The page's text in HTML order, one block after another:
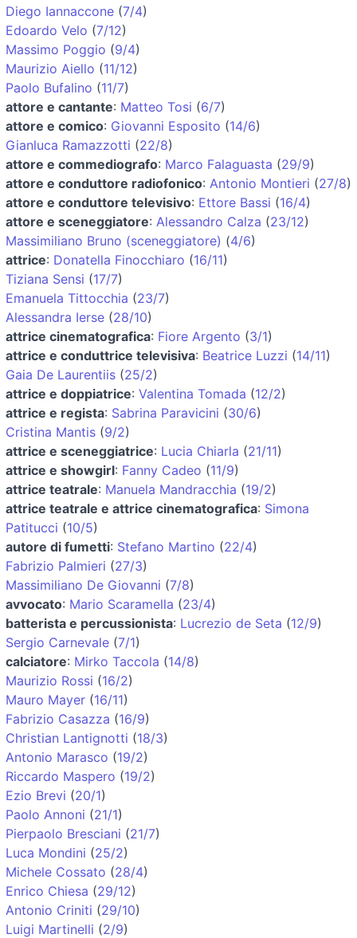
Diego Iannaccone (7/4)
Edoardo Velo (7/12)
Massimo Poggio (9/4)
Maurizio Aiello (11/12)
Paolo Bufalino (11/7)
attore e cantante: Matteo Tosi (6/7)
attore e comico: Giovanni Esposito (14/6)
Gianluca Ramazzotti (22/8)
attore e commediografo: Marco Falaguasta (29/9)
attore e conduttore radiofonico: Antonio Montieri (27/8)
attore e conduttore televisivo: Ettore Bassi (16/4)
attore e sceneggiatore: Alessandro Calza (23/12)
Massimiliano Bruno (sceneggiatore) (4/6)
attrice: Donatella Finocchiaro (16/11)
Tiziana Sensi (17/7)
Emanuela Tittocchia (23/7)
Alessandra Ierse (28/10)
attrice cinematografica: Fiore Argento (3/1)
attrice e conduttrice televisiva: Beatrice Luzzi (14/11)
Gaia De Laurentiis (25/2)
attrice e doppiatrice: Valentina Tomada (12/2)
attrice e regista: Sabrina Paravicini (30/6)
Cristina Mantis (9/2)
attrice e sceneggiatrice: Lucia Chiarla (21/11)
attrice e showgirl: Fanny Cadeo (11/9)
attrice teatrale: Manuela Mandracchia (19/2)
attrice teatrale e attrice cinematografica: Simona
Patitucci (10/5)
autore di fumetti: Stefano Martino (22/4)
Fabrizio Palmieri (27/3)
Massimiliano De Giovanni (7/8)
avvocato: Mario Scaramella (23/4)
batterista e percussionista: Lucrezio de Seta (12/9)
Sergio Carnevale (7/1)
calciatore: Mirko Taccola (14/8)
Maurizio Rossi (16/2)
Mauro Mayer (16/11)
Fabrizio Casazza (16/9)
Christian Lantignotti (18/3)
Antonio Marasco (19/2)
Riccardo Maspero (19/2)
Ezio Brevi (20/1)
Paolo Annoni (21/1)
Pierpaolo Bresciani (21/7)
Luca Mondini (25/2)
Michele Cossato (28/4)
Enrico Chiesa (29/12)
Antonio Criniti (29/10)
Luigi Martinelli (2/9)